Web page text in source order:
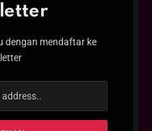
dengan mendaftar ke